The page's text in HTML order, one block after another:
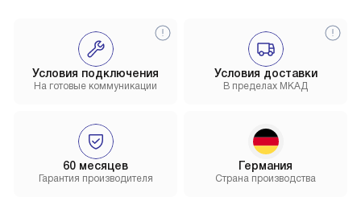
Условия доставки
В пределах МКАД
60 месяцев
Гарантия производителя
Условия подключения
На готовые коммуникации
Германия
Страна производства